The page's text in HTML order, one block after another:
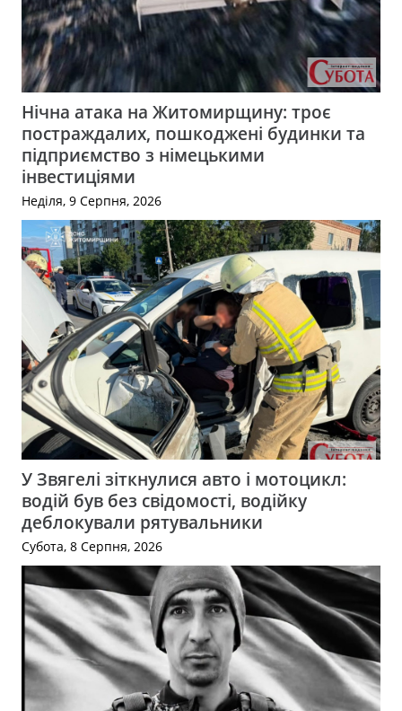
Нічна атака на Житомирщину: троє
постраждалих, пошкоджені будинки та
підприємство з німецькими
інвестиціями
Неділя, 9 Серпня, 2026
У Звягелі зіткнулися авто і мотоцикл:
водій був без свідомості, водійку
деблокували рятувальники
Субота, 8 Серпня, 2026